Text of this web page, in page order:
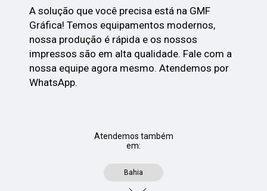
A solução que você precisa está na GMF
Gráfica! Temos equipamentos modernos,
nossa produção é rápida e os nossos
impressos são em alta qualidade. Fale com a
nossa equipe agora mesmo. Atendemos por
WhatsApp.
Atendemos também
em:
Bahia